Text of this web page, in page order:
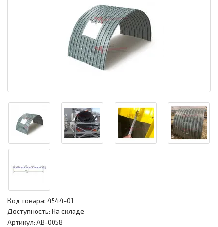
Код товара: 4544-01
Доступность: На складе
Артикул: АВ-0058